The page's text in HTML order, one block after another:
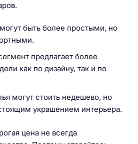
быть более простыми, но
предлагает более
как по дизайну, так и по
могут стоить недешево, но
украшением интерьера.
цена не всегда